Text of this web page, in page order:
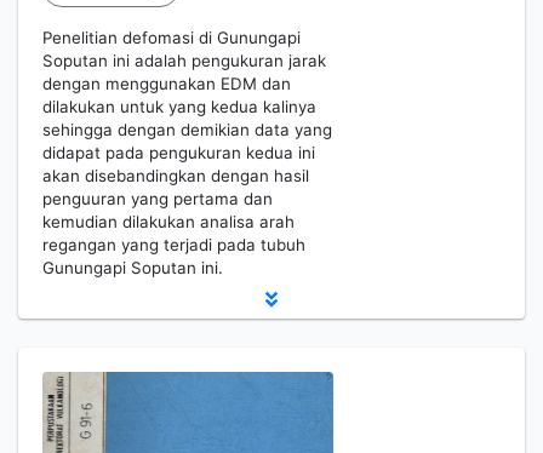
Penelitian defomasi di Gunungapi
Soputan ini adalah pengukuran jarak
dengan menggunakan EDM dan
dilakukan untuk yang kedua kalinya
sehingga dengan demikian data yang
didapat pada pengukuran kedua ini
akan disebandingkan dengan hasil
penguuran yang pertama dan
kemudian dilakukan analisa arah
regangan yang terjadi pada tubuh
Gunungapi Soputan ini.